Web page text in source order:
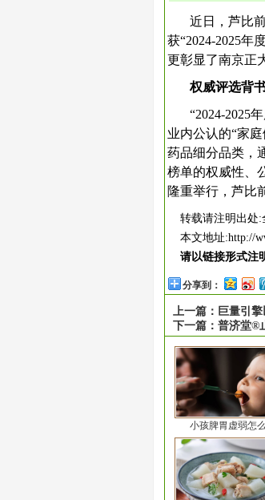
近日，芦比
获“2024-2025年
更彰显了南京正
权威评选背
“2024-2025
业内公认的“家
药品细分品类，
榜单的权威性、
隆重举行，芦比
转载请注明出处:
本文地址:http://
请以链接形式注
分享到：
上一篇： 巨量引
下一篇： 普济堂®
小孩脾胃虚弱怎么